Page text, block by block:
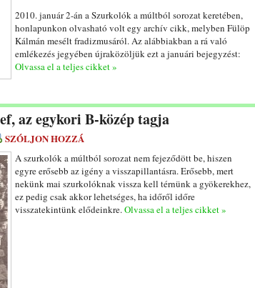
2010. január 2-án a Szurkolók a múltból sorozat keretében,
honlapunkon olvasható volt egy archív cikk, melyben Fülöp
Kálmán mesélt fradizmusáról. Az alábbiakban a rá való
emlékezés jegyében újraközöljük ezt a januári bejegyzést:
Olvassa el a teljes cikket »
az egykori B-közép tagja
SZÓLJON HOZZÁ
A szurkolók a múltból sorozat nem fejeződött be, hiszen
egyre erősebb az igény a visszapillantásra. Erősebb, mert
nekünk mai szurkolóknak vissza kell térnünk a gyökerekhez,
ez pedig csak akkor lehetséges, ha időről időre
visszatekintünk elődeinkre.Olvassa el a teljes cikket »